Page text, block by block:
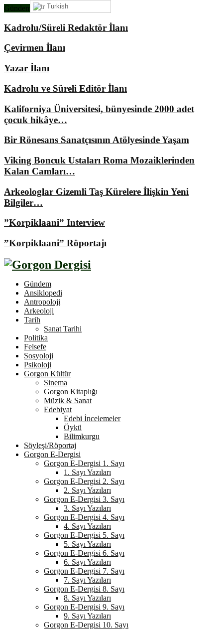
Gündemimizde Ne Var?
Kadrolu/Süreli Redaktör İlanı
Çevirmen İlanı
Yazar İlanı
Kadrolu ve Süreli Editör İlanı
Kaliforniya Üniversitesi, bünyesinde 2000 adet
çocuk hikâye…
Bir Rönesans Sanatçısının Atölyesinde Yaşam
Viking Boncuk Ustaları Roma Mozaiklerinden
Kalan Camları…
Arkeologlar Gizemli Taş Kürelere İlişkin Yeni
Bilgiler…
”Korpiklaani” Interview
”Korpiklaani” Röportajı
Gündem
Ansiklopedi
Antropoloji
Arkeoloji
Tarih
Sanat Tarihi
Politika
Felsefe
Sosyoloji
Psikoloji
Gorgon Kültür
Sinema
Gorgon Kitaplığı
Müzik & Sanat
Edebiyat
Edebi İncelemeler
Öykü
Bilimkurgu
Söyleşi/Röportaj
Gorgon E-Dergisi
Gorgon E-Dergisi 1. Sayı
1. Sayı Yazıları
Gorgon E-Dergisi 2. Sayı
2. Sayı Yazıları
Gorgon E-Dergisi 3. Sayı
3. Sayı Yazıları
Gorgon E-Dergisi 4. Sayı
4. Sayı Yazıları
Gorgon E-Dergisi 5. Sayı
5. Sayı Yazıları
Gorgon E-Dergisi 6. Sayı
6. Sayı Yazıları
Gorgon E-Dergisi 7. Sayı
7. Sayı Yazıları
Gorgon E-Dergisi 8. Sayı
8. Sayı Yazıları
Gorgon E-Dergisi 9. Sayı
9. Sayı Yazıları
Gorgon E-Dergisi 10. Sayı
Turkish